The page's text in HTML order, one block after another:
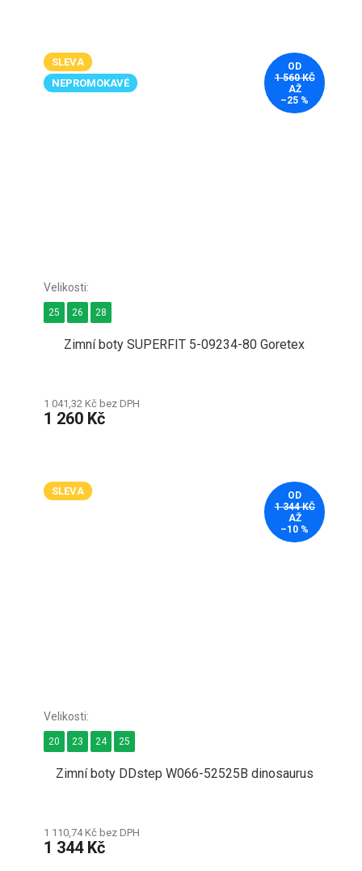
SLEVA
NEPROMOKAVÉ
OD
1 560 KČ
AŽ
–25 %
Zimní boty SUPERFIT 5-09234-80 Goretex
1 041,32 Kč bez DPH
1 260 Kč
25 26 28
SLEVA
OD
1 344 KČ
AŽ
–10 %
Zimní boty DDstep W066-52525B dinosaurus
1 110,74 Kč bez DPH
1 344 Kč
20 23 24 25